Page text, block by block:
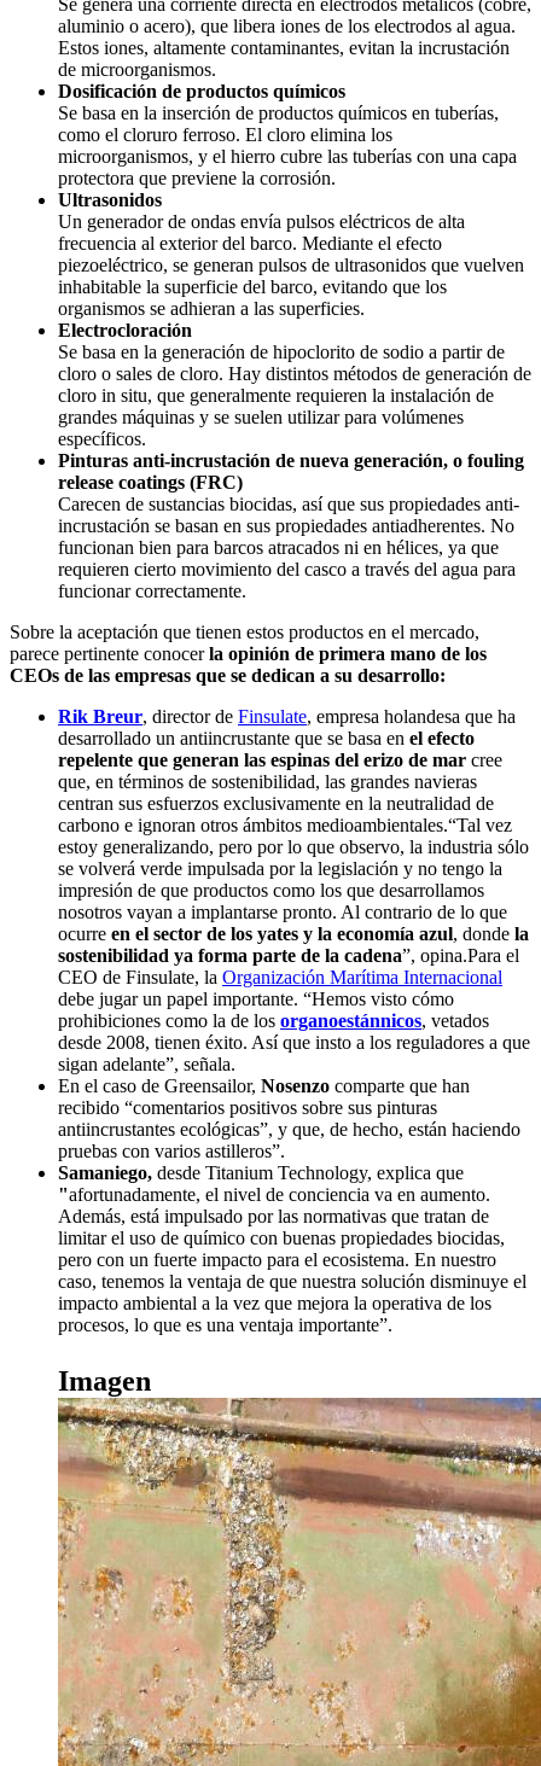
Se genera una corriente directa en electrodos metálicos (cobre,
aluminio o acero), que libera iones de los electrodos al agua.
Estos iones, altamente contaminantes, evitan la incrustación
de microorganismos.
Dosificación de productos químicos
Se basa en la inserción de productos químicos en tuberías,
como el cloruro ferroso. El cloro elimina los
microorganismos, y el hierro cubre las tuberías con una capa
protectora que previene la corrosión.
Ultrasonidos
Un generador de ondas envía pulsos eléctricos de alta
frecuencia al exterior del barco. Mediante el efecto
piezoeléctrico, se generan pulsos de ultrasonidos que vuelven
inhabitable la superficie del barco, evitando que los
organismos se adhieran a las superficies.
Electrocloración
Se basa en la generación de hipoclorito de sodio a partir de
cloro o sales de cloro. Hay distintos métodos de generación de
cloro in situ, que generalmente requieren la instalación de
grandes máquinas y se suelen utilizar para volúmenes
específicos.
Pinturas anti-incrustación de nueva generación, o fouling
release coatings (FRC)
Carecen de sustancias biocidas, así que sus propiedades anti-
incrustación se basan en sus propiedades antiadherentes. No
funcionan bien para barcos atracados ni en hélices, ya que
requieren cierto movimiento del casco a través del agua para
funcionar correctamente.
Sobre la aceptación que tienen estos productos en el mercado,
parece pertinente conocerla opinión de primera mano de los
CEOs de las empresas que se dedican a su desarrollo:
Rik Breur, director de Finsulate, empresa holandesa que ha
desarrollado un antiincrustante que se basa en el efecto
repelente que generan las espinas del erizo de mar cree
que, en términos de sostenibilidad, las grandes navieras
centran sus esfuerzos exclusivamente en la neutralidad de
carbono e ignoran otros ámbitos medioambientales.“Tal vez
estoy generalizando, pero por lo que observo, la industria sólo
se volverá verde impulsada por la legislación y no tengo la
impresión de que productos como los que desarrollamos
nosotros vayan a implantarse pronto. Al contrario de lo que
ocurre en el sector de los yates y la economía azul, donde la
sostenibilidad ya forma parte de la cadena”, opina.Para el
CEO de Finsulate, la Organización Marítima Internacional
debe jugar un papel importante. “Hemos visto cómo
prohibiciones como la de los organoestánnicos, vetados
desde 2008, tienen éxito. Así que insto a los reguladores a que
sigan adelante”, señala.
En el caso de Greensailor, Nosenzo comparte que han
recibido “comentarios positivos sobre sus pinturas
antiincrustantes ecológicas”, y que, de hecho, están haciendo
pruebas con varios astilleros”.
Samaniego, desde Titanium Technology, explica que
"afortunadamente, el nivel de conciencia va en aumento.
Además, está impulsado por las normativas que tratan de
limitar el uso de químico con buenas propiedades biocidas,
pero con un fuerte impacto para el ecosistema. En nuestro
caso, tenemos la ventaja de que nuestra solución disminuye el
impacto ambiental a la vez que mejora la operativa de los
procesos, lo que es una ventaja importante”.
Imagen